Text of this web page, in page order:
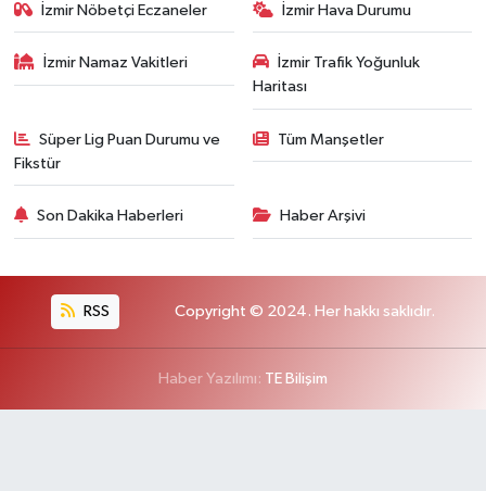
İzmir Nöbetçi Eczaneler İzmir Hava Durumu
İzmir Namaz Vakitleri
İzmir Trafik Yoğunluk
Haritası
Süper Lig Puan Durumu ve
Fikstür
Tüm Manşetler
Son Dakika Haberleri Haber Arşivi
RSS Copyright © 2024. Her hakkı saklıdır.
Haber Yazılımı: TE Bilişim